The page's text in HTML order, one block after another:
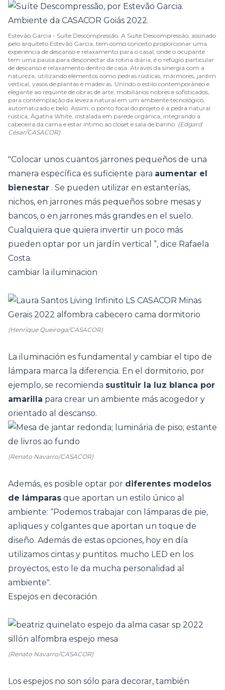
Estevão Garcia - Suíte Descompressão. A Suíte Descompressão, assinado
pelo arquiteto Estevão Garcia, tem como conceito proporcionar uma
experiência de descanso e relaxamento para o casal, onde o ocupante
tem uma pausa para desconectar da rotina diária, é o refúgio particular
de descanso e relaxamento dentro de casa. Através da sinergia com a
natureza, utilizando elementos como pedras rústicas, mármores, jardim
vertical, vasos de plantas e madeiras. Unindo o estilo contemporâneo e
elegante ao requinte de obras de arte, mobiliários nobres e sofisticados,
para contemplação da leveza natural em um ambiente tecnológico,
automatizado e belo. Assim, o ponto focal do projeto é a pedra natural
rústica, Ágatha White, instalada em parede orgânica, integrando a
cabeceira da cama e estar íntimo ao closet e sala de banho. (Edgard
César/CASACOR)
"Colocar unos cuantos jarrones pequeños de una
manera específica es suficiente para aumentar el
bienestar . Se pueden utilizar en estanterías,
nichos, en jarrones más pequeños sobre mesas y
bancos, o en jarrones más grandes en el suelo.
Cualquiera que quiera invertir un poco más
pueden optar por un jardín vertical ”, dice Rafaela
Costa.
cambiar la iluminacion
(Henrique Queiroga/CASACOR)
La iluminación es fundamental y cambiar el tipo de
lámpara marca la diferencia. En el dormitorio, por
ejemplo, se recomienda sustituir la luz blanca por
amarilla para crear un ambiente más acogedor y
orientado al descanso.
(Renato Navarro/CASACOR)
Además, es posible optar por diferentes modelos
de lámparas que aportan un estilo único al
ambiente: “Podemos trabajar con lámparas de pie,
apliques y colgantes que aportan un toque de
diseño. Además de estas opciones, hoy en día
utilizamos cintas y puntitos. mucho LED en los
proyectos, esto le da mucha personalidad al
ambiente".
Espejos en decoración
(Renato Navarro/CASACOR)
Los espejos no son sólo para decorar, también